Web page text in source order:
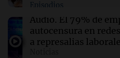
Incendio consume 60
Nacional Bromo
Indonesia
Episodios
Audio. El 79% de
autocensura en
a represalias